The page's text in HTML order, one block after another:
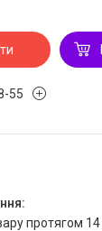
55
протягом 14